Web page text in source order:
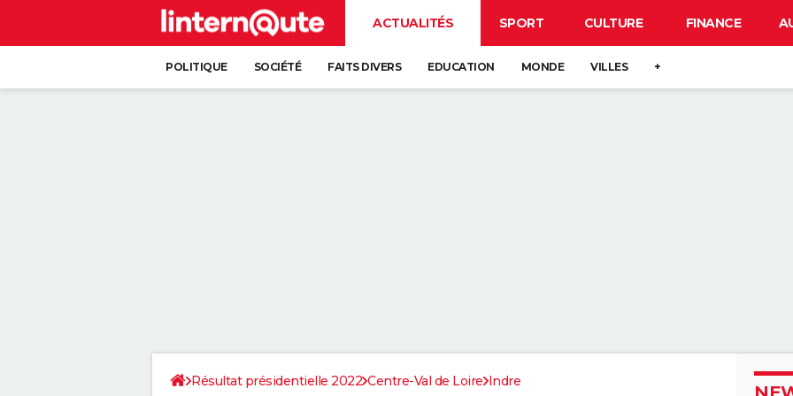
ACTUALITÉS SPORT CULTURE FINANCE
POLITIQUE SOCIÉTÉ FAITS DIVERS EDUCATION MONDE VILLES +
Résultat présidentielle 2022 Centre-Val de Loire Indre